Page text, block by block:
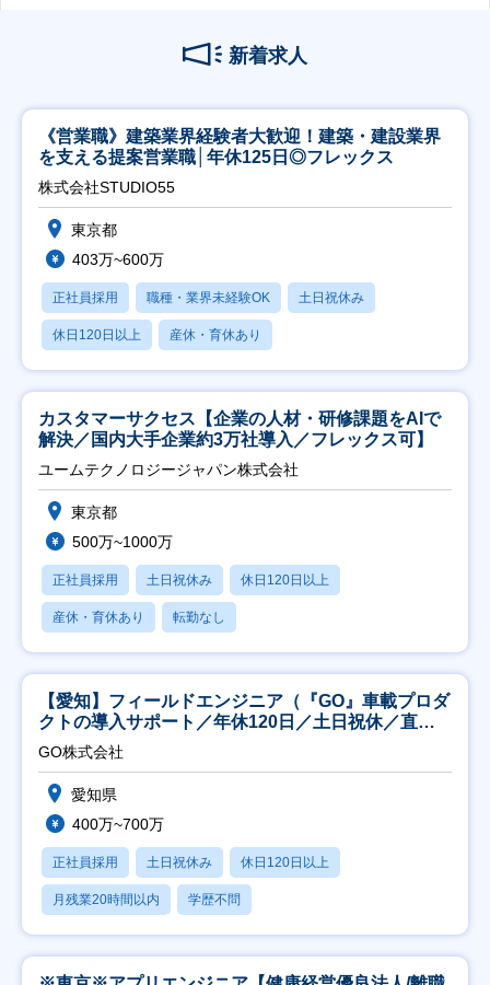
新着求人
《営業職》建築業界経験者大歓迎！建築・建設業界
を支える提案営業職│年休125日◎フレックス
株式会社STUDIO55
東京都
403万~600万
正社員採用 職種・業界未経験OK 土日祝休み
休日120日以上 産休・育休あり
カスタマーサクセス【企業の人材・研修課題をAIで
解決／国内大手企業約3万社導入／フレックス可】
ユームテクノロジージャパン株式会社
東京都
500万~1000万
正社員採用 土日祝休み 休日120日以上
産休・育休あり 転勤なし
【愛知】フィールドエンジニア（『GO』車載プロダ
クトの導入サポート／年休120日／土日祝休／直行
直帰
GO株式会社
愛知県
400万~700万
正社員採用 土日祝休み 休日120日以上
月残業20時間以内 学歴不問